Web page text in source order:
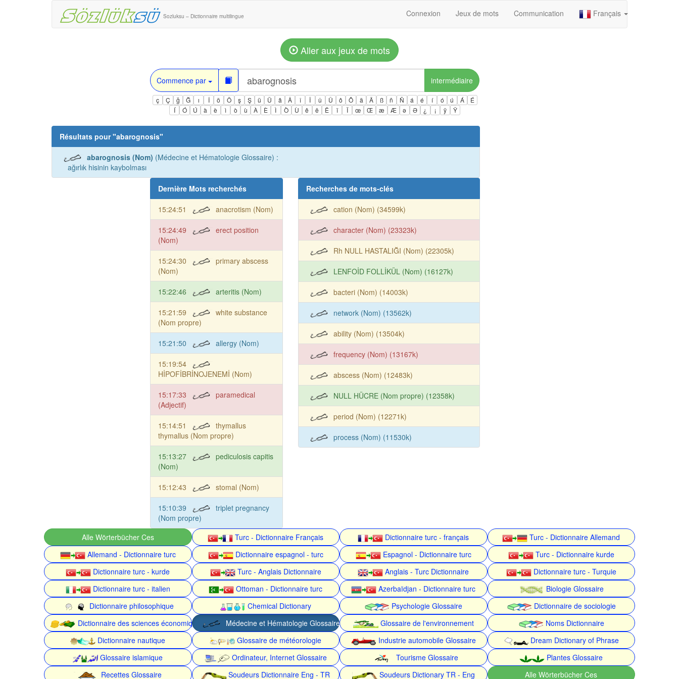
Sozluksu – Dictionnaire multilingue Connexion Jeux de mots Communication Français
Aller aux jeux de mots
Commence par intermédiaire
ç Ç ğ Ğ ı İ ö Ö ş Ş ü Ü â Â î Î û Û ô Ô ä Ä ß ñ Ñ á é í ó ú Á
É
Í
Ó Ú à è ì ò ù À È Ì Ò Ù ê ë Ë ï Ï œ Œ æ Æ ə Ə ¿ ¡ ÿ Ÿ
Résultats pour "abarognosis"
abarognosis (Nom) (Médecine et Hématologie Glossaire) :
ağırlık hisinin kaybolması
Dernière Mots recherchés
15:24:51 anacrotism (Nom)
15:24:49
erect position
(Nom)
15:24:30
primary abscess
(Nom)
15:22:46 arteritis (Nom)
15:21:59
white substance
(Nom propre)
15:21:50 allergy (Nom)
15:19:54
HİPOFİBRİNOJENEMİ (Nom)
15:17:33
paramedical
(Adjectif)
15:14:51
thymallus
thymallus (Nom propre)
15:13:27
pediculosis capitis
(Nom)
15:12:43 stomal (Nom)
15:10:39
triplet pregnancy
(Nom propre)
Recherches de mots-clés
cation (Nom) (34599k)
character (Nom) (23323k)
Rh NULL HASTALIĞI (Nom) (22305k)
LENFOİD FOLLİKÜL (Nom) (16127k)
bacteri (Nom) (14003k)
network (Nom) (13562k)
ability (Nom) (13504k)
frequency (Nom) (13167k)
abscess (Nom) (12483k)
NULL HÜCRE (Nom propre) (12358k)
period (Nom) (12271k)
process (Nom) (11530k)
Alle Wörterbücher Ces Turc - Dictionnaire Français Dictionnaire turc - français
Turc - Dictionnaire Allemand
Allemand - Dictionnaire turc
Dictionnaire espagnol - turc Espagnol - Dictionnaire turc
Turc - Dictionnaire kurde
Dictionnaire turc - kurde
Turc - Anglais Dictionnaire Anglais - Turc Dictionnaire
Dictionnaire turc - Turquie
Dictionnaire turc - italien
Ottoman - Dictionnaire turc Azerbaïdjan - Dictionnaire turc
Biologie Glossaire
Dictionnaire philosophique
Chemical Dictionary Psychologie Glossaire
Dictionnaire de sociologie
Dictionnaire des sciences économiques
Médecine et Hématologie Glossaire Glossaire de l'environnement
Noms Dictionnaire
Dictionnaire nautique
Glossaire de météorologie Industrie automobile Glossaire
Dream Dictionary of Phrase
Glossaire islamique
Ordinateur, Internet Glossaire Tourisme Glossaire
Plantes Glossaire
Recettes Glossaire
Soudeurs Dictionnaire Eng - TR Soudeurs Dictionary TR - Eng Alle Wörterbücher Ces